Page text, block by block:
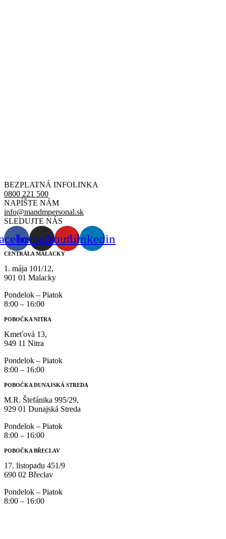
BEZPLATNÁ INFOLINKA
0800 221 500
NAPÍŠTE NÁM
info@mandmpersonal.sk
SLEDUJTE NÁS
InstagramYoutubeLinkedin
CENTRÁLA MALACKY
1. mája 101/12,
901 01 Malacky
Pondelok – Piatok
8:00 – 16:00
POBOČKA NITRA
Kmeťová 13,
949 11 Nitra
Pondelok – Piatok
8:00 – 16:00
POBOČKA DUNAJSKÁ STREDA
M.R. Štefánika 995/29,
929 01 Dunajská Streda
Pondelok – Piatok
8:00 – 16:00
POBOČKA BŘECLAV
17. listopadu 451/9
690 02 Břeclav
Pondelok – Piatok
8:00 – 16:00